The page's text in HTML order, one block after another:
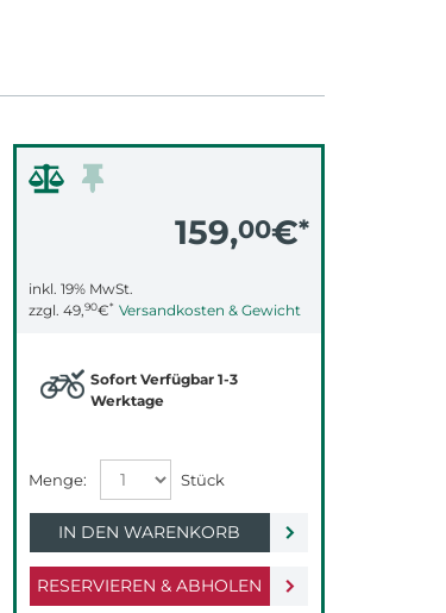
159,00€*
inkl. 19% MwSt.
zzgl. 49,90€* Versandkosten & Gewicht
RESERVIEREN & ABHOLEN
Sofort Verfügbar 1-3
Werktage
IN DEN WARENKORB